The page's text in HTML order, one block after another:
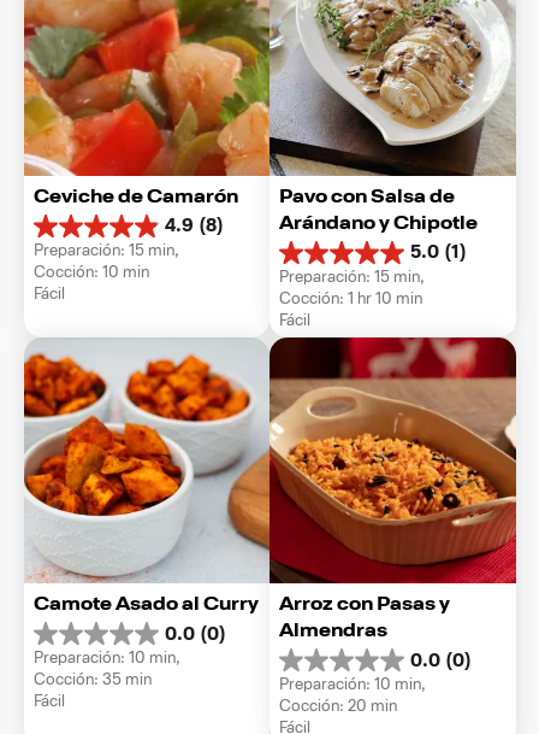
Ceviche de Camarón
4.9 (8)
4.9
de
5
estrellas.
reseñas
Preparación: 15 min,
Cocción: 10 min
Fácil
Pavo con Salsa de
Arándano y Chipotle
5.0 (1)
5.0
de
5
estrellas.
Preparación: 15 min,
Cocción: 1 hr 10 min
Fácil
Camote Asado al Curry
0.0 (0)
0.0
de
5
estrellas.
Preparación: 10 min,
Cocción: 35 min
Fácil
Arroz con Pasas y
Almendras
0.0 (0)
0.0
de
5
Preparación: 10 min,
Cocción: 20 min
Fácil